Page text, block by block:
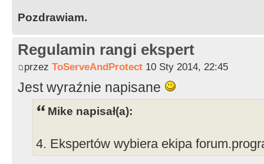
Pozdrawiam.
Regulamin rangi ekspert
przez ToServeAndProtect 10 Sty 2014, 22:45
Jest wyraźnie napisane
Mike napisał(a):
4. Ekspertów wybiera ekipa